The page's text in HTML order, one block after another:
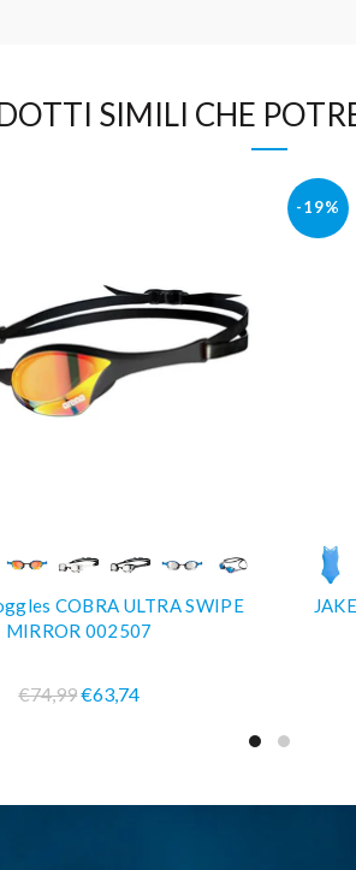
SIMILI CHE
COMPRA SUBITO
COBRA ULTRA SWIPE
MIRROR 002507
€74,99€63,74
-19%